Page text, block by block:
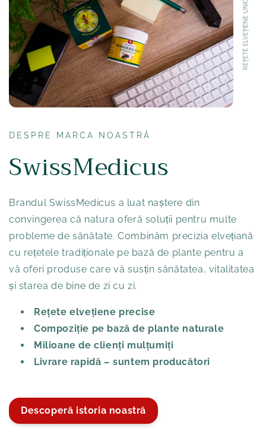
REȚETE ELVEȚIENE UNICE
DESPRE MARCA NOASTRĂ
SwissMedicus
Brandul SwissMedicus a luat naștere din
convingerea că natura oferă soluții pentru multe
probleme de sănătate. Combinăm precizia elvețiană
cu rețetele tradiționale pe bază de plante pentru a
vă oferi produse care vă susțin sănătatea, vitalitatea
și starea de bine de zi cu zi.
Rețete elvețiene precise
Compoziție pe bază de plante naturale
Milioane de clienți mulțumiți
Livrare rapidă – suntem producători
Descoperă istoria noastră